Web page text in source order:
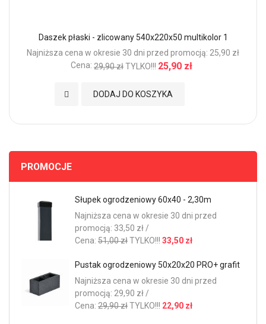
Daszek płaski - zlicowany 540x220x50 multikolor 1
Najniższa cena w okresie 30 dni przed promocją: 25,90 zł
Cena: 29,90 złTYLKO!!! 25,90 zł
DODAJ DO KOSZYKA
Dodaj do Ulubionych
PROMOCJE
Słupek ogrodzeniowy 60x40 - 2,30m
Najniższa cena w okresie 30 dni przed
promocją: 33,50 zł /
Cena: 51,00 złTYLKO!!! 33,50 zł
Pustak ogrodzeniowy 50x20x20 PRO+ grafit
Najniższa cena w okresie 30 dni przed
promocją: 29,90 zł /
Cena: 29,90 złTYLKO!!! 22,90 zł